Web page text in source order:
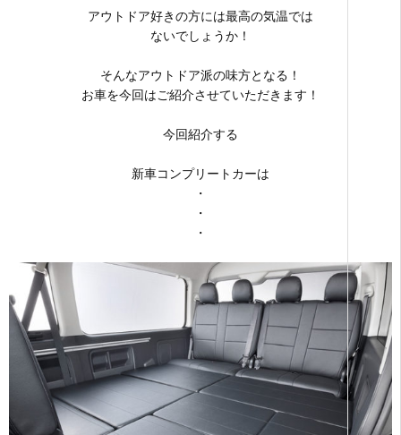
アウトドア好きの方には最高の気温では
ないでしょうか！
そんなアウトドア派の味方となる！
お車を今回はご紹介させていただきます！
今回紹介する
新車コンプリートカーは
・
・
・